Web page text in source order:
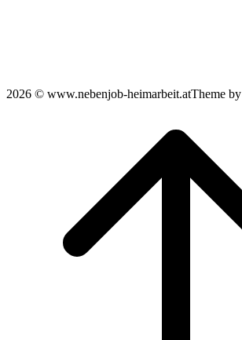
2026 © www.nebenjob-heimarbeit.atTheme by